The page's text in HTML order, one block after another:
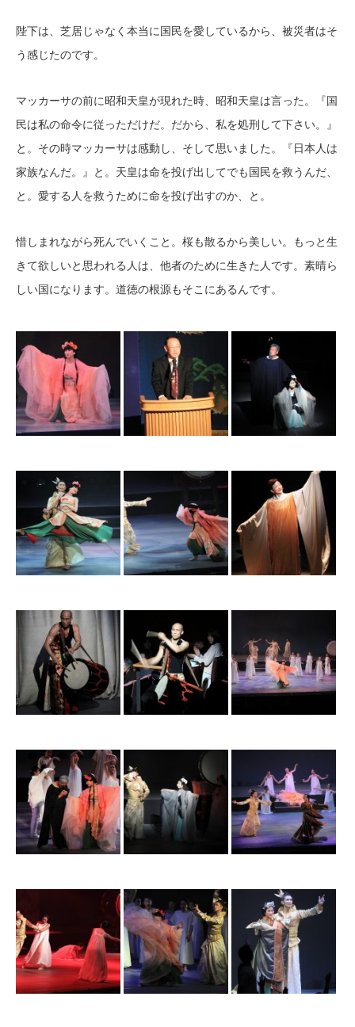
陛下は、芝居じゃなく本当に国民を愛しているから、被災者はそ
う感じたのです。
マッカーサの前に昭和天皇が現れた時、昭和天皇は言った。『国
民は私の命令に従っただけだ。だから、私を処刑して下さい。』
と。その時マッカーサは感動し、そして思いました。『日本人は
家族なんだ。』と。天皇は命を投げ出してでも国民を救うんだ、
と。愛する人を救うために命を投げ出すのか、と。
惜しまれながら死んでいくこと。桜も散るから美しい。もっと生
きて欲しいと思われる人は、他者のために生きた人です。素晴ら
しい国になります。道徳の根源もそこにあるんです。